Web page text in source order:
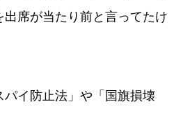
席が当たり前と言ってたけ
パイ防止法」や「国旗損壊